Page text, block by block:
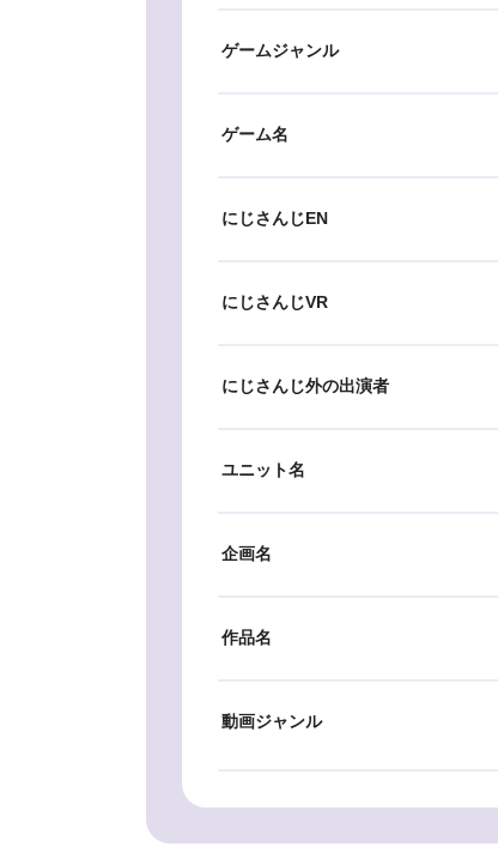
ゲームジャンル
ゲーム名
にじさんじEN
にじさんじVR
にじさんじ外の出演者
ユニット名
企画名
作品名
動画ジャンル